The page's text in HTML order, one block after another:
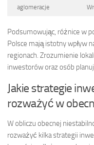
aglomeracje
Podsumowując, różnice w
Polsce mają istotny wpływ
regionach. Zrozumienie
inwestorów oraz osób
Jakie strategie
rozważyć w
W obliczu obecnej
rozważyć kilka strategii